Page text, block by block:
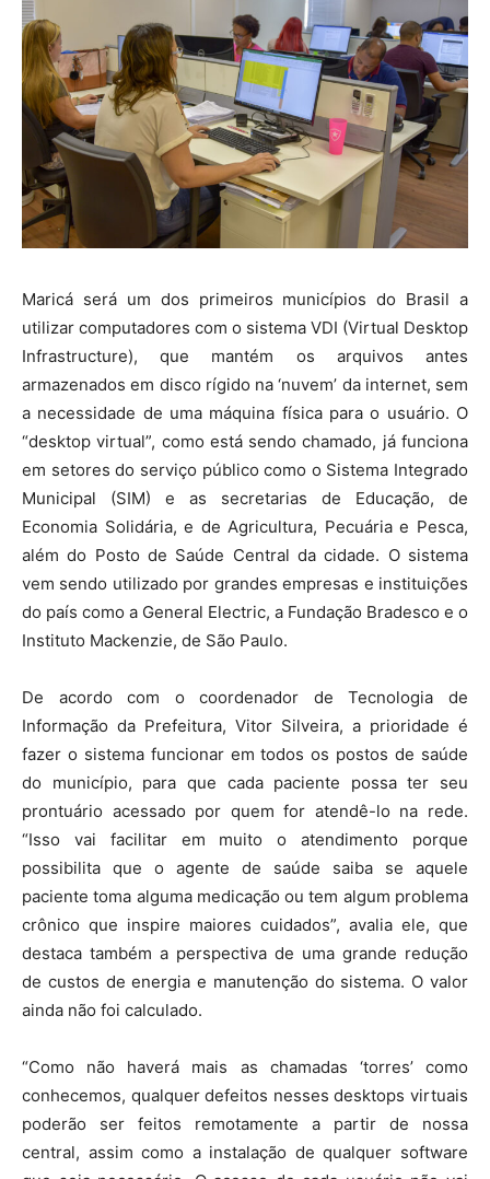
Maricá será um dos primeiros municípios do Brasil a
utilizar computadores com o sistema VDI (Virtual Desktop
Infrastructure), que mantém os arquivos antes
armazenados em disco rígido na ‘nuvem’ da internet, sem
a necessidade de uma máquina física para o usuário. O
“desktop virtual”, como está sendo chamado, já funciona
em setores do serviço público como o Sistema Integrado
Municipal (SIM) e as secretarias de Educação, de
Economia Solidária, e de Agricultura, Pecuária e Pesca,
além do Posto de Saúde Central da cidade. O sistema
vem sendo utilizado por grandes empresas e instituições
do país como a General Electric, a Fundação Bradesco e o
Instituto Mackenzie, de São Paulo.
De acordo com o coordenador de Tecnologia de
Informação da Prefeitura, Vitor Silveira, a prioridade é
fazer o sistema funcionar em todos os postos de saúde
do município, para que cada paciente possa ter seu
prontuário acessado por quem for atendê-lo na rede.
“Isso vai facilitar em muito o atendimento porque
possibilita que o agente de saúde saiba se aquele
paciente toma alguma medicação ou tem algum problema
crônico que inspire maiores cuidados”, avalia ele, que
destaca também a perspectiva de uma grande redução
de custos de energia e manutenção do sistema. O valor
ainda não foi calculado.
“Como não haverá mais as chamadas ‘torres’ como
conhecemos, qualquer defeitos nesses desktops virtuais
poderão ser feitos remotamente a partir de nossa
central, assim como a instalação de qualquer software